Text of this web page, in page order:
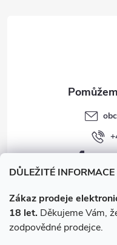
DŮLEŽITÉ INFORMACE
Zákaz prodeje
18 let. Děkujeme Vám,
zodpovědné prodejce.